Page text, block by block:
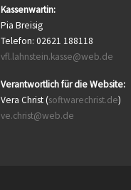
Kassenwartin:
Pia Breisig
Telefon: 02621 188118
vfl.lahnstein.kasse@web.de
Verantwortlich für die Website:
Vera Christ (softwarechrist.de)
ve.christ@web.de